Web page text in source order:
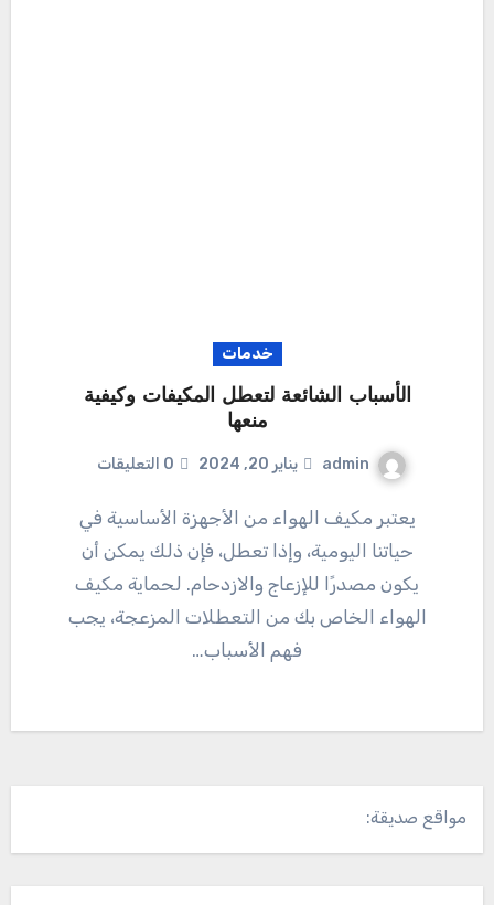
خدمات
الأسباب الشائعة لتعطل المكيفات وكيفية
منعها
admin يناير 20, 2024 0 التعليقات
يعتبر مكيف الهواء من الأجهزة الأساسية في
حياتنا اليومية، وإذا تعطل، فإن ذلك يمكن أن
يكون مصدرًا للإزعاج والازدحام. لحماية مكيف
الهواء الخاص بك من التعطلات المزعجة، يجب
فهم الأسباب…
مواقع صديقة: